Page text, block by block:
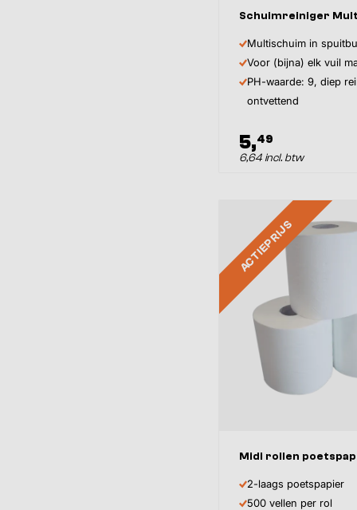
Schuimreiniger
Multischuim in
Voor (bijna) elk vuil
PH-waarde: 9, diep
ontvettend
5,49
6,64 incl. btw
ACTIEPRIJS
Midi rollen
2-laags poetspapier
500 vellen per rol